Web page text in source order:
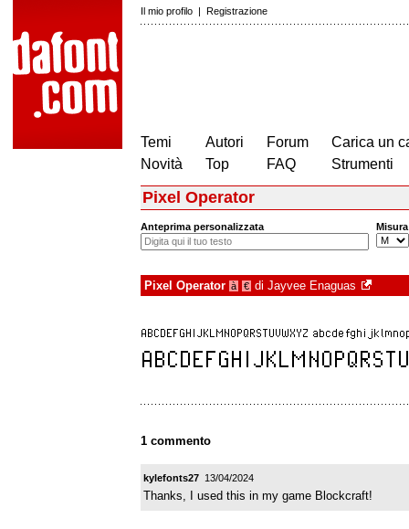
Il mio profilo | Registrazione
Temi
Novità
Autori
Top
Forum
FAQ
Carica un
Strumenti
Pixel Operator
Anteprima personalizzata Misura
Pixel Operator à € di Jayvee Enaguas
1 commento
kylefonts27 13/04/2024
Thanks, I used this in my game Blockcraft!